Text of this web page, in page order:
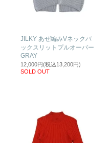
JILKY あぜ編みVネックバ
ックスリットプルオーバー
GRAY
12,000円(税込13,200円)
SOLD OUT